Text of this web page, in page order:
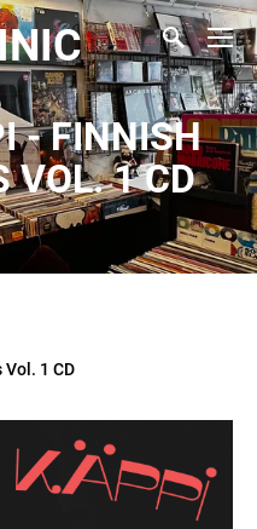
- FINNISH
VOL. 1 CD
Vol. 1 CD